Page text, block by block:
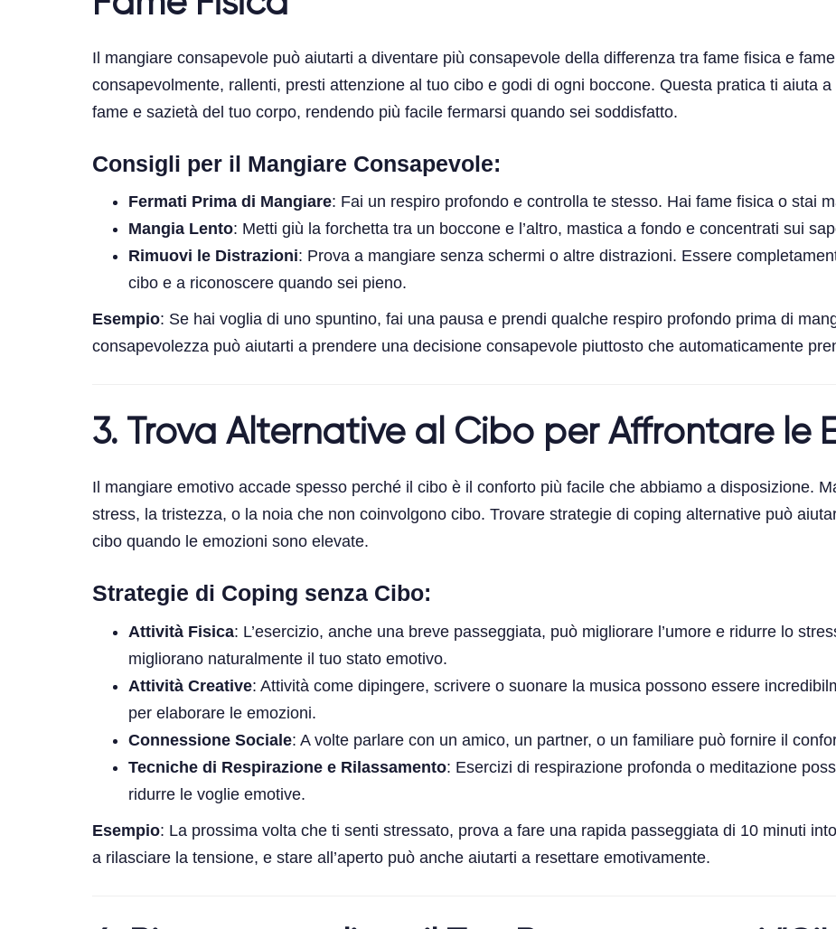
Il mangiare consapevole può aiutarti a diventare più consapevole della differenza tra fame fisica e
consapevolmente, rallenti, presti attenzione al tuo cibo e godi di ogni boccone. Questa pratica ti aiuta
fame e sazietà del tuo corpo, rendendo più facile fermarsi quando sei soddisfatto.
Consigli per il Mangiare Consapevole:
Fermati Prima di Mangiare: Fai un respiro profondo e controlla te stesso. Hai fame fisica o stai
Mangia Lento: Metti giù la forchetta tra un boccone e l’altro, mastica a fondo e concentrati sui
Rimuovi le Distrazioni: Prova a mangiare senza schermi o altre distrazioni. Essere
cibo e a riconoscere quando sei pieno.
Esempio: Se hai voglia di uno spuntino, fai una pausa e prendi qualche respiro profondo prima di
consapevolezza può aiutarti a prendere una decisione consapevole piuttosto che automaticamente
3. Trova Alternative al Cibo per Affrontare le
Il mangiare emotivo accade spesso perché il cibo è il conforto più facile che abbiamo a disposizione.
stress, la tristezza, o la noia che non coinvolgono cibo. Trovare strategie di coping alternative può
cibo quando le emozioni sono elevate.
Strategie di Coping senza Cibo:
Attività Fisica: L’esercizio, anche una breve passeggiata, può migliorare l’umore e ridurre lo
migliorano naturalmente il tuo stato emotivo.
Attività Creative: Attività come dipingere, scrivere o suonare la musica possono essere
per elaborare le emozioni.
Connessione Sociale: A volte parlare con un amico, un partner, o un familiare può fornire il
Tecniche di Respirazione e Rilassamento: Esercizi di respirazione profonda o meditazione
ridurre le voglie emotive.
Esempio: La prossima volta che ti senti stressato, prova a fare una rapida passeggiata di 10 minuti
a rilasciare la tensione, e stare all’aperto può anche aiutarti a resettare emotivamente.